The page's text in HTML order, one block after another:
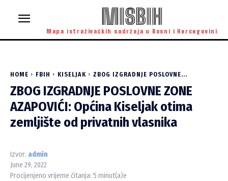
MISBIH
Mapa istraživačkih sadržaja u Bosni i Hercegovini
HOME FBIH KISELJAK ZBOG IZGRADNJE POSLOVNE...
ZBOG IZGRADNJE POSLOVNE ZONE
AZAPOVIĆI: Općina Kiseljak otima
zemljište od privatnih vlasnika
Izvor: admin
June 29, 2022
Procijenjeno vrijeme čitanja: 5 minut(a)e